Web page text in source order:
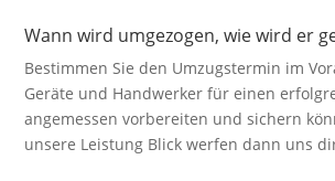
Wann wird umgezogen, wie wird er
Bestimmen Sie den Umzugstermin im
Geräte und Handwerker für einen
angemessen vorbereiten und sichern
unsere Leistung Blick werfen dann uns